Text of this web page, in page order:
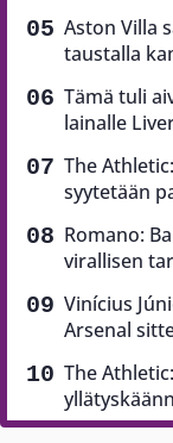
Aston Villa
taustalla
Tämä tuli
lainalle
The
syytetään
Romano:
virallisen
Vinícius
Arsenal
The